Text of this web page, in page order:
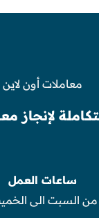
معاملات أون لاين
لإنجاز
ساعات العمل
من السبت الى